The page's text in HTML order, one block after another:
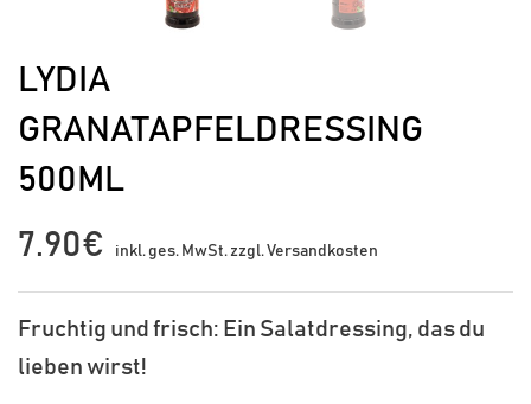
LYDIA
GRANATAPFELDRESSING
500ML
7.90€
inkl. ges. MwSt. zzgl. Versandkosten
Fruchtig und frisch: Ein Salatdressing, das du
lieben wirst!